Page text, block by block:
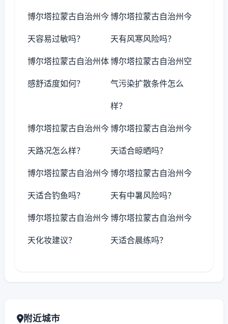
博尔塔拉蒙古自治州今
天容易过敏吗？
博尔塔拉蒙古自治州今
天有风寒风险吗？
博尔塔拉蒙古自治州体
感舒适度如何？
博尔塔拉蒙古自治州空
气污染扩散条件怎么
样？
博尔塔拉蒙古自治州今
天路况怎么样？
博尔塔拉蒙古自治州今
天适合晾晒吗？
博尔塔拉蒙古自治州今
天适合钓鱼吗？
博尔塔拉蒙古自治州今
天有中暑风险吗？
博尔塔拉蒙古自治州今
天化妆建议？
博尔塔拉蒙古自治州今
天适合晨练吗？
附近城市